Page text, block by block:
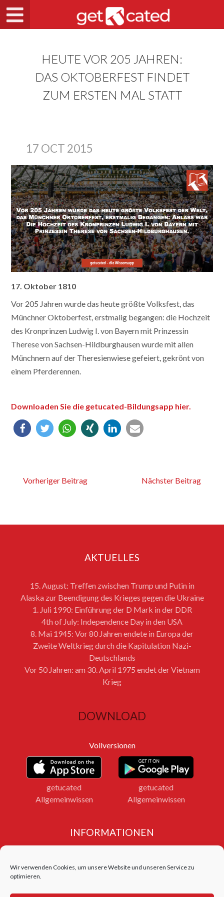
Wir verwenden Cookies, um unsere Website und unseren Service zu
optimieren.
HEUTE VOR 205 JAHREN:
DAS OKTOBERFEST FINDET
ZUM ERSTEN MAL STATT
17 OCT 2015
17. Oktober 1810
Vor 205 Jahren wurde das heute größte Volksfest, das
Münchner Oktoberfest, erstmalig begangen: die Hochzeit
des Kronprinzen Ludwig I. von Bayern mit Prinzessin
Therese von Sachsen-Hildburghausen wurde mit allen
Münchnern auf der Theresienwiese gefeiert, gekrönt von
einem Pferderennen.
Downloaden Sie die getucated-Bildungsapp hier.
Vorheriger Beitrag Nächster Beitrag
AKTUELLES
15. August: Treffen zwischen Trump und Putin in
Alaska zur Beendigung des Krieges gegen die Ukraine
1. Juli 1990: Einführung der D Mark in der DDR
4th of July: Independence Day in den USA
8. Mai 1945: Vor 80 Jahren endete in Europa der
Zweite Weltkrieg durch die Kapitulation Nazi-
Deutschlands
Vor 50 Jahren: am 30. April 1975 endet der Vietnam
Krieg
DOWNLOAD
Vollversionen
getucated
Allgemeinwissen
getucated
Allgemeinwissen
INFORMATIONEN
Impressum
Bildnachweise